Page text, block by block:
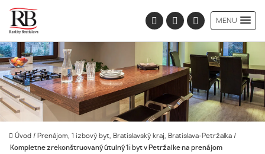
MENU
Úvod / Prenájom, 1 izbový byt, Bratislavský kraj, Bratislava-Petržalka /
Kompletne zrekonštruovaný útulný 1i byt v Petržalke na prenájom